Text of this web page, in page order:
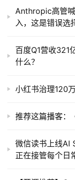
Anthropic高管
入，这是错误选
百度Q1营收321
什么？
小红书治理120
推荐这篇播客：
微信读书上线AI
正在接管每个日